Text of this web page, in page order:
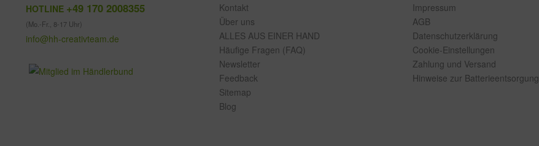
HOTLINE +49 170 2008355
(Mo.-Fr., 8-17 Uhr)
info@hh-creativteam.de
Kontakt
Über uns
ALLES AUS EINER HAND
Häufige Fragen (FAQ)
Newsletter
Feedback
Sitemap
Blog
Impressum
AGB
Datenschutzerklärung
Cookie-Einstellungen
Zahlung und Versand
Hinweise zur Batterieentsorgung